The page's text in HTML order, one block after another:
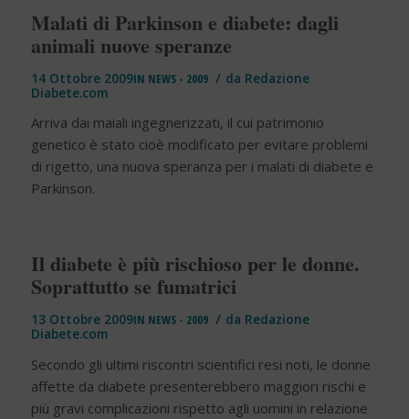
Malati di Parkinson e diabete: dagli
animali nuove speranze
14 Ottobre 2009IN NEWS - 2009 / da Redazione
Diabete.com
Arriva dai maiali ingegnerizzati, il cui patrimonio
genetico è stato cioè modificato per evitare problemi
di rigetto, una nuova speranza per i malati di diabete e
Parkinson.
Il diabete è più rischioso per le donne.
Soprattutto se fumatrici
13 Ottobre 2009IN NEWS - 2009 / da Redazione
Diabete.com
Secondo gli ultimi riscontri scientifici resi noti, le donne
affette da diabete presenterebbero maggiori rischi e
più gravi complicazioni rispetto agli uomini in relazione